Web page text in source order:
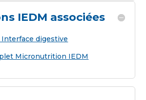
IEDM associées
Interface digestive
Micronutrition IEDM